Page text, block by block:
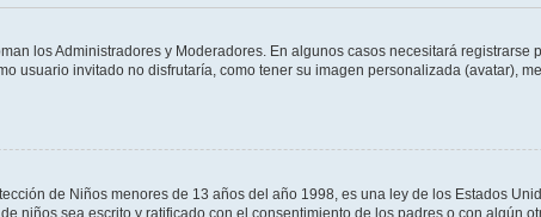
los Administradores y Moderadores. En algunos casos necesitará
usuario invitado no disfrutaría, como tener su imagen personalizada (avatar),
de Niños menores de 13 años del año 1998, es una ley de los Estados
niños sea escrito y ratificado con el consentimiento de los padres o con algún